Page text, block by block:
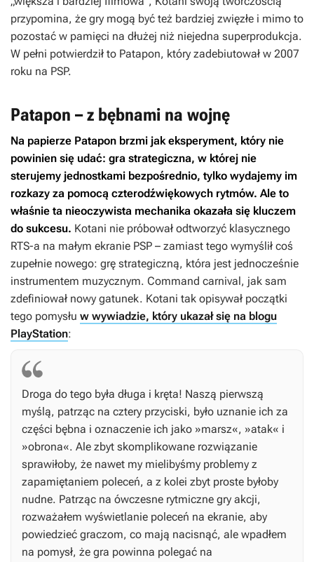
przypomina, że gry mogą być też bardziej zwięzłe i mimo to
pozostać w pamięci na dłużej niż niejedna superprodukcja.
W pełni potwierdził to Patapon, który zadebiutował w 2007
roku na PSP.
Patapon – z bębnami na wojnę
Na papierze Patapon brzmi jak eksperyment, który nie
powinien się udać: gra strategiczna, w której nie
sterujemy jednostkami bezpośrednio, tylko wydajemy im
rozkazy za pomocą czterodźwiękowych rytmów. Ale to
właśnie ta nieoczywista mechanika okazała się kluczem
do sukcesu. Kotani nie próbował odtworzyć klasycznego
RTS-a na małym ekranie PSP – zamiast tego wymyślił coś
zupełnie nowego: grę strategiczną, która jest jednocześnie
instrumentem muzycznym. Command carnival, jak sam
zdefiniował nowy gatunek. Kotani tak opisywał początki
tego pomysłu w wywiadzie, który ukazał się na blogu
PlayStation:
Droga do tego była długa i kręta! Naszą pierwszą
myślą, patrząc na cztery przyciski, było uznanie ich za
części bębna i oznaczenie ich jako »marsz«, »atak« i
»obrona«. Ale zbyt skomplikowane rozwiązanie
sprawiłoby, że nawet my mielibyśmy problemy z
zapamiętaniem poleceń, a z kolei zbyt proste byłoby
nudne. Patrząc na ówczesne rytmiczne gry akcji,
rozważałem wyświetlanie poleceń na ekranie, aby
powiedzieć graczom, co mają nacisnąć, ale wpadłem
na pomysł, że gra powinna polegać na